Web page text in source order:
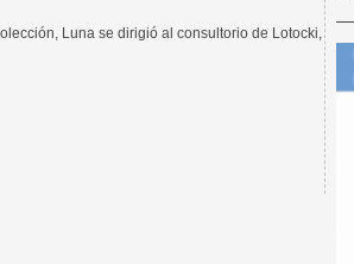
Luna se dirigió al consultorio de Lotocki,